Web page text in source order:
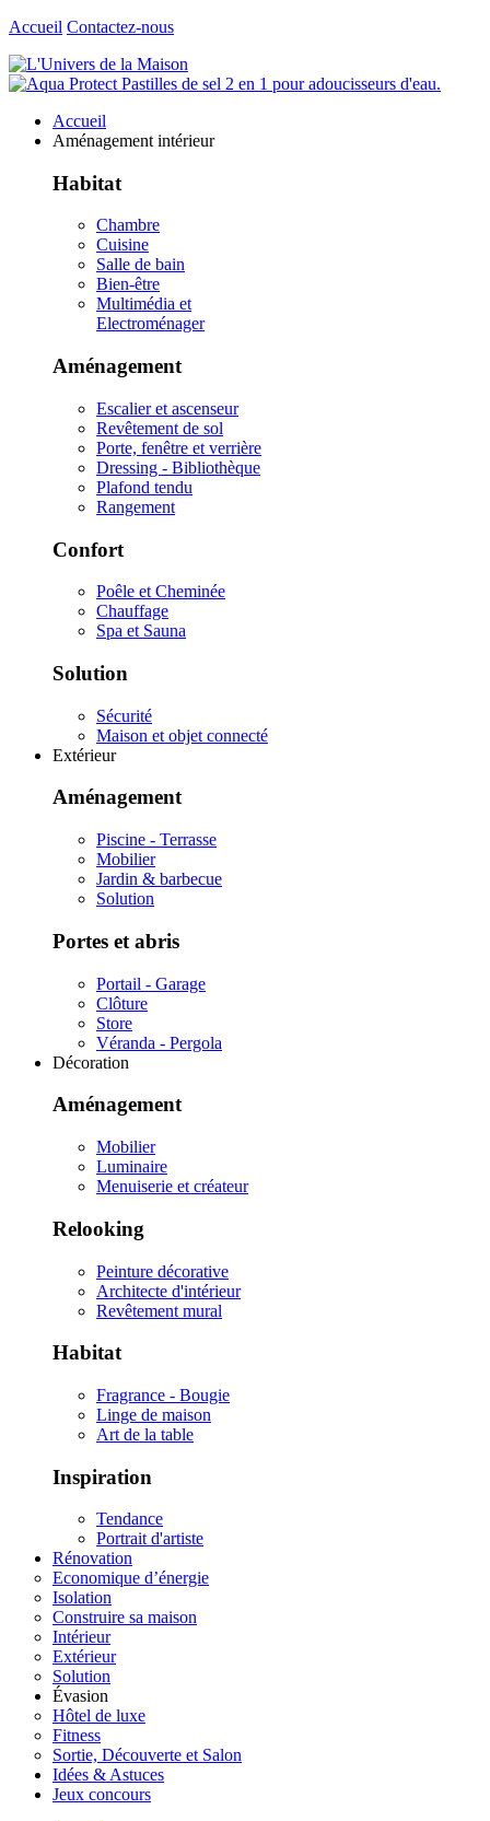
Accueil Contactez-nous
Accueil
Aménagement intérieur
Habitat
Chambre
Cuisine
Salle de bain
Bien-être
Multimédia et
Electroménager
Aménagement
Escalier et ascenseur
Revêtement de sol
Porte, fenêtre et verrière
Dressing - Bibliothèque
Plafond tendu
Rangement
Confort
Poêle et Cheminée
Chauffage
Spa et Sauna
Solution
Sécurité
Maison et objet connecté
Extérieur
Aménagement
Piscine - Terrasse
Mobilier
Jardin & barbecue
Solution
Portes et abris
Portail - Garage
Clôture
Store
Véranda - Pergola
Décoration
Aménagement
Mobilier
Luminaire
Menuiserie et créateur
Relooking
Peinture décorative
Architecte d'intérieur
Revêtement mural
Habitat
Fragrance - Bougie
Linge de maison
Art de la table
Inspiration
Tendance
Portrait d'artiste
Rénovation
Economique d’énergie
Isolation
Construire sa maison
Intérieur
Extérieur
Solution
Évasion
Hôtel de luxe
Fitness
Sortie, Découverte et Salon
Idées & Astuces
Jeux concours